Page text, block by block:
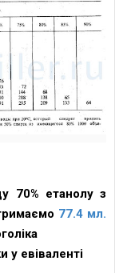
70% етанолу з
77.4 мл.
у евіваленті